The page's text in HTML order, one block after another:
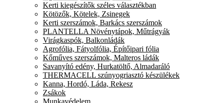
Kerti kiegészítők széles választékban
Kötözők, Kötelek, Zsinegek
Kerti szerszámok, Barkács szerszámok
PLANTELLA Növénytápok, Műtrágyák
Virágkaspók, Balkonládák
Agrofólia, Fátyolfólia, Építőipari fólia
Kőműves szerszámok, Malteros ládák
Savanyító edény, Hurkatöltő, Almadaráló
THERMACELL szúnyogriasztó készülékek
Kanna, Hordó, Láda, Rekesz
Zsákok